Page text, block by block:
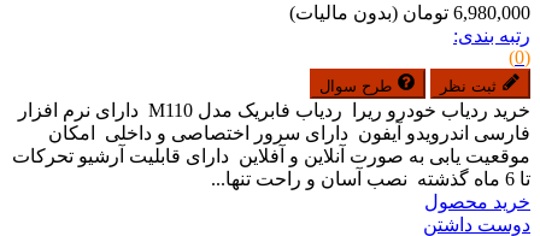
6,980,000 تومان
(بدون مالیات)
رتبه بندی:
(0)
ثبت نظر طرح سوال
خرید ردیاب خودرو ریرا ردیاب فابریک مدل M110 دارای نرم افزار
فارسی اندرویدو آیفون دارای سرور اختصاصی و داخلی امکان
موقعیت یابی به صورت آنلاین و آفلاین دارای قابلیت آرشیو تحرکات
تا 6 ماه گذشته نصب آسان و راحت تنها...
خرید محصول
دوست داشتن